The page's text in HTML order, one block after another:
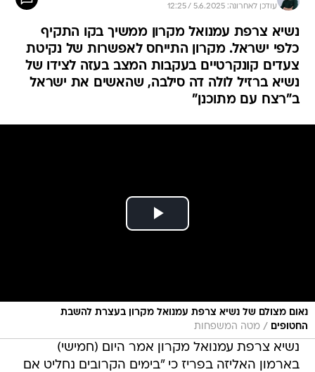
עודכן לאחרונה: 5.6.2025 / 12:25
נשיא צרפת עמנואל מקרון ממשיך בקו התקיף
כלפי ישראל. מקרון התייחס לאפשרות של נקיטת
צעדים קונקרטיים בעקבות המצב בעזה לצידו של
נשיא ברזיל לולה דה סילבה, שהאשים את ישראל
ב"רצח עם מתוכנן"
נאום מצולם של נשיא צרפת עמנואל מקרון בעצרת להשבת
החטופים
/ מטה המשפחות
נשיא צרפת עמנואל מקרון אמר היום (חמישי)
בארמון האליזה בפריז כי "בימים הקרובים נחליט אם